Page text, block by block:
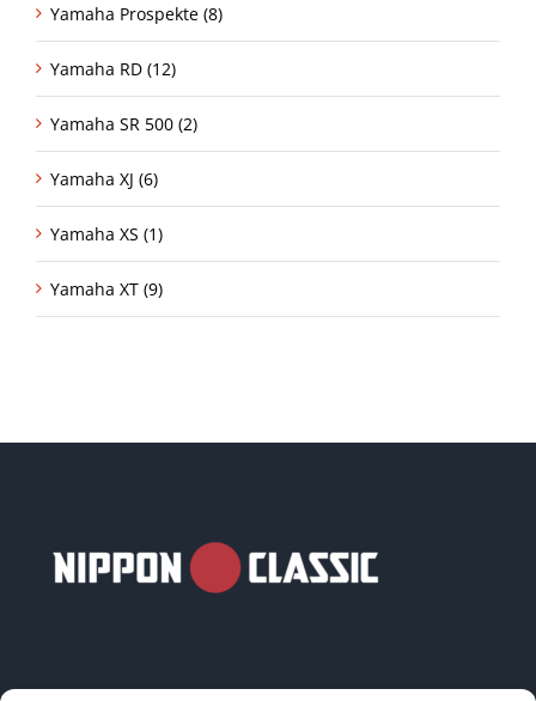
Yamaha Prospekte (8)
Yamaha RD (12)
Yamaha SR 500 (2)
Yamaha XJ (6)
Yamaha XS (1)
Yamaha XT (9)